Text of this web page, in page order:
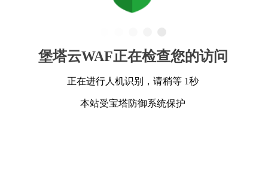
堡塔云WAF正在检查您的访问
正在进行人机识别，请稍等 1秒
本站受宝塔防御系统保护